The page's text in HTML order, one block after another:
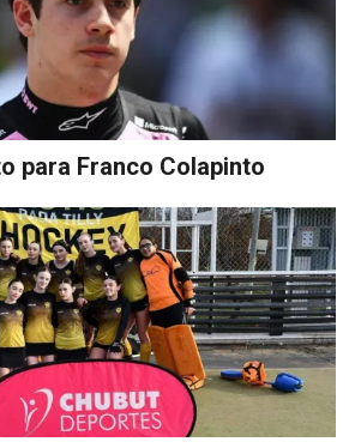
para Franco Colapinto